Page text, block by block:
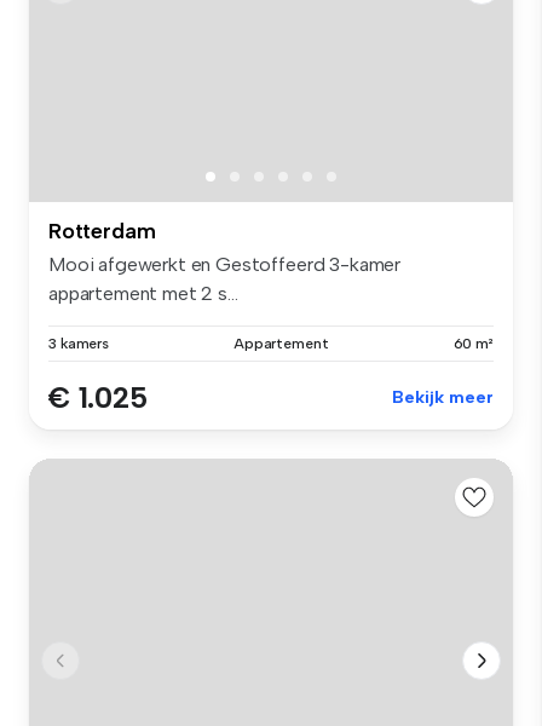
Rotterdam
Mooi afgewerkt en Gestoffeerd 3-kamer
appartement met 2 s...
3 kamers Appartement 60 m²
€ 1.025 Bekijk meer